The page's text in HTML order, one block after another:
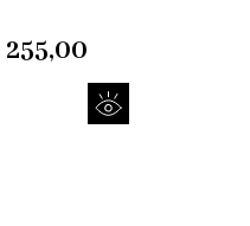
255,00